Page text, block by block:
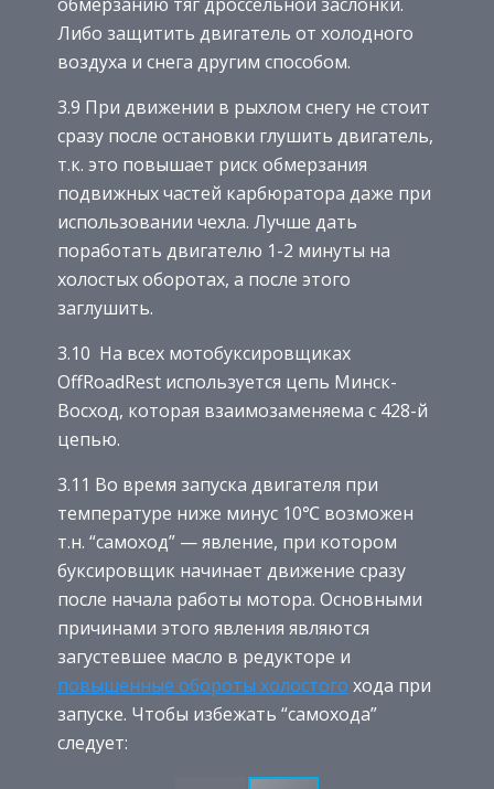
Либо защитить двигатель от холодного
воздуха и снега другим способом.
3.9 При движении в рыхлом снегу не стоит
сразу после остановки глушить двигатель,
т.к. это повышает риск обмерзания
подвижных частей карбюратора даже при
использовании чехла. Лучше дать
поработать двигателю 1-2 минуты на
холостых оборотах, а после этого
заглушить.
3.10 На всех мотобуксировщиках
OffRoadRest используется цепь Минск-
Восход, которая взаимозаменяема с 428-й
цепью.
3.11 Во время запуска двигателя при
температуре ниже минус 10℃ возможен
т.н. “самоход” — явление, при котором
буксировщик начинает движение сразу
после начала работы мотора. Основными
причинами этого явления являются
загустевшее масло в редукторе и
повышенные обороты холостого хода при
запуске. Чтобы избежать “самохода”
следует: